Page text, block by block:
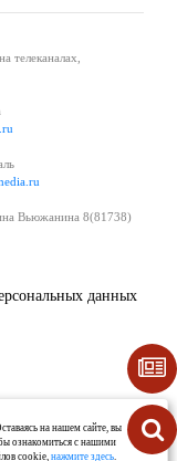
телеканалах,
Вьюжанина 8(81738)
данных
на нашем сайте, вы
ознакомиться с нашими
cookie,нажмите здесь.